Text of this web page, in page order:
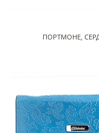
ПОРТМОНЕ,